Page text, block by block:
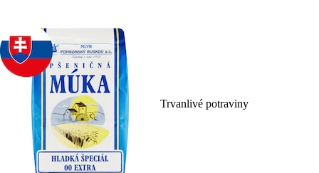
Trvanlivé potraviny